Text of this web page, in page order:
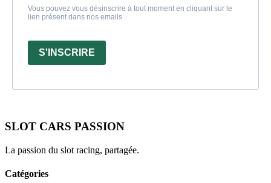
Vous pouvez vous désinscrire à tout moment en cliquant sur le
lien présent dans nos emails.
S'INSCRIRE
SLOT CARS PASSION
La passion du slot racing, partagée.
Catégories